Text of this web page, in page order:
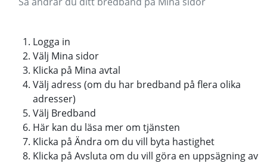
Logga in
Välj Mina sidor
Klicka på Mina avtal
Välj adress (om du har bredband på flera olika
adresser)
Välj Bredband
Här kan du läsa mer om tjänsten
Klicka på Ändra om du vill byta hastighet
Klicka på Avsluta om du vill göra en uppsägning av